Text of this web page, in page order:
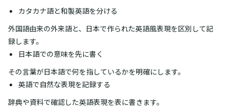
カタカナ語と和製英語を分ける
外国語由来の外来語と、日本で作られた英語風表現を区別して記
録します。
日本語での意味を先に書く
その言葉が日本語で何を指しているかを明確にします。
英語で自然な表現を記録する
辞典や資料で確認した英語表現を表に書きます。